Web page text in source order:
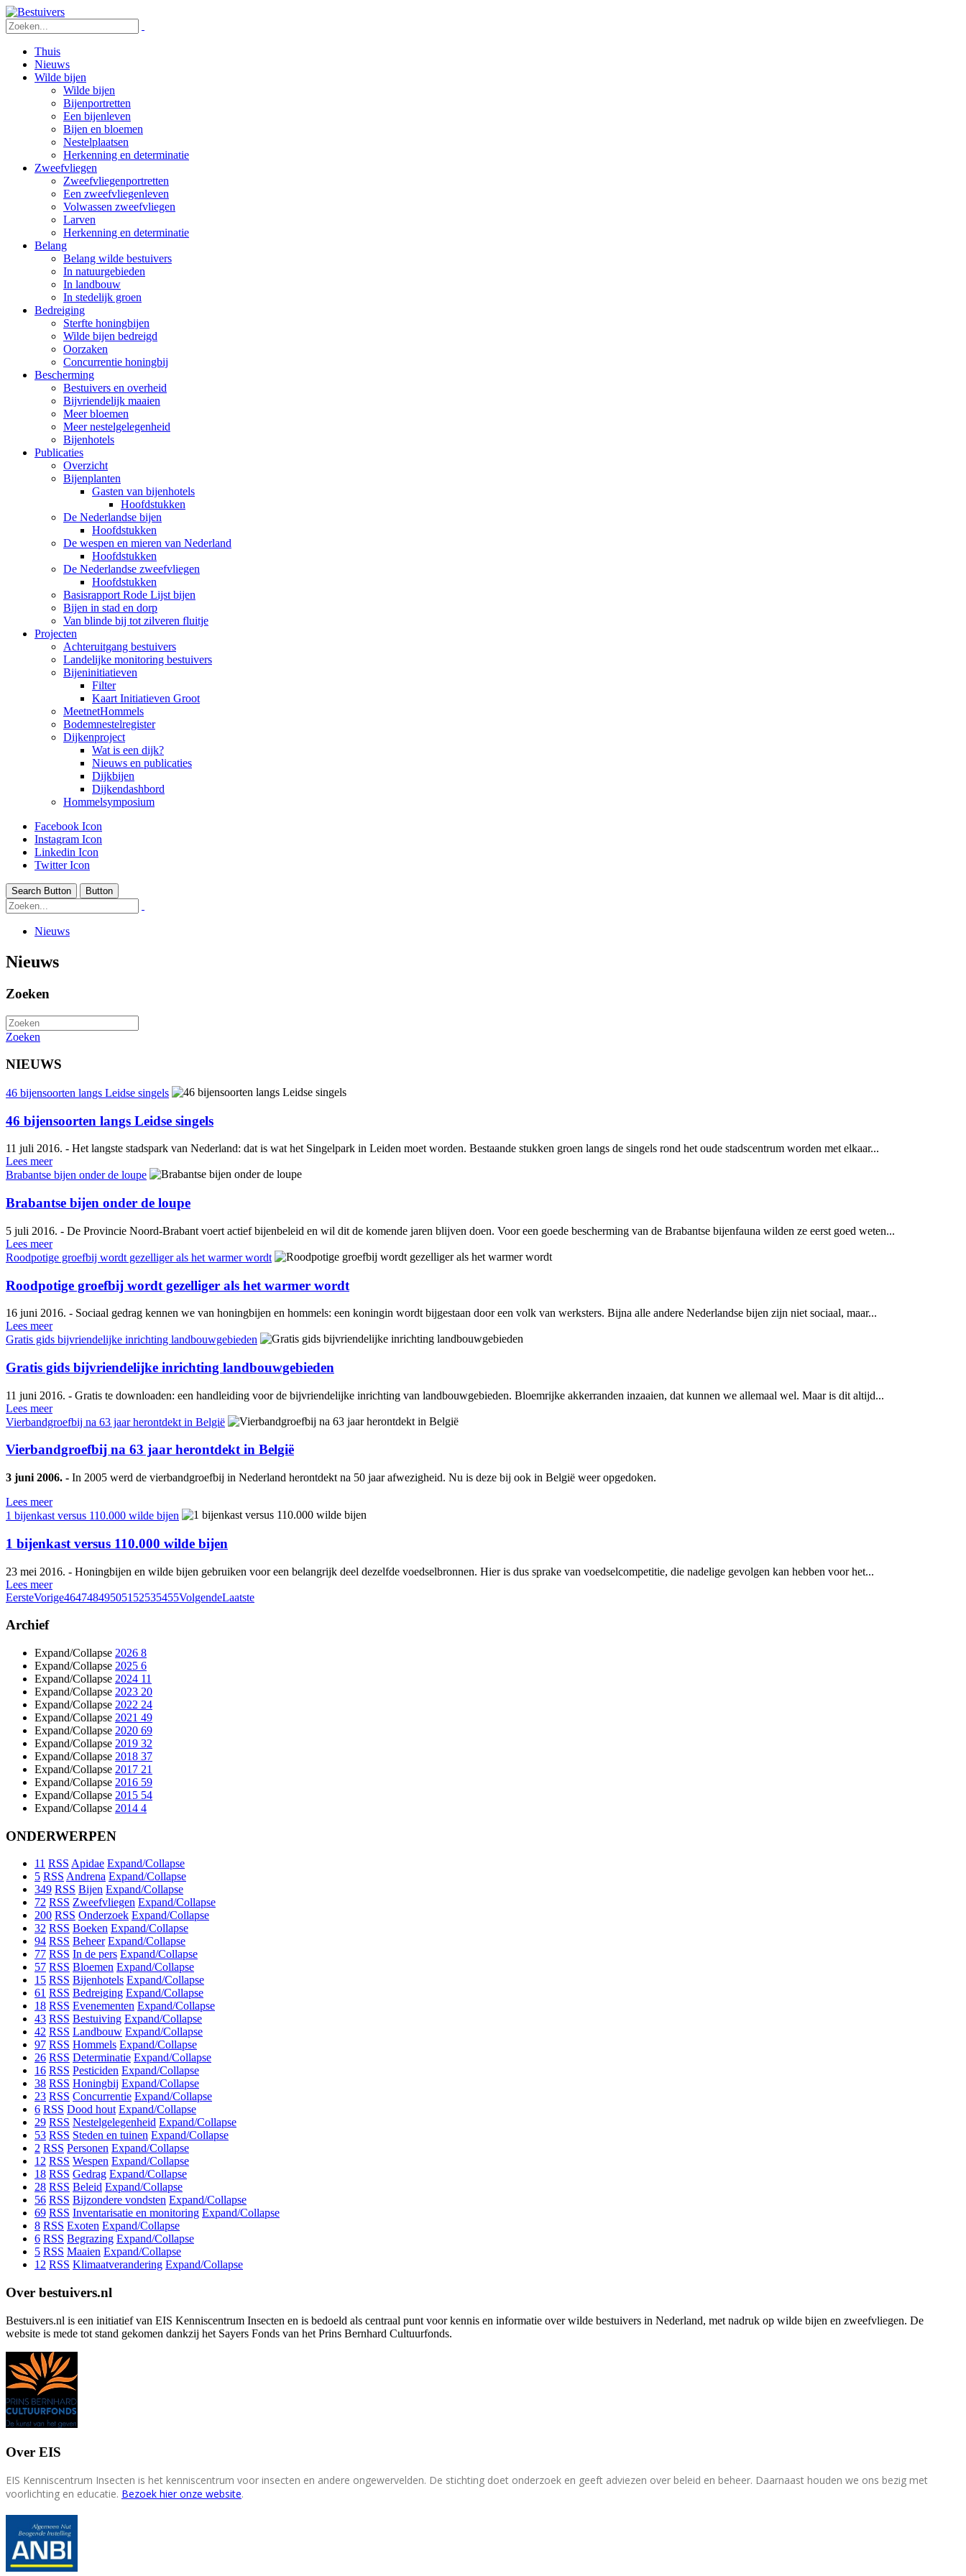
Thuis
Nieuws
Wilde bijen
Wilde bijen
Bijenportretten
Een bijenleven
Bijen en bloemen
Nestelplaatsen
Herkenning en determinatie
Zweefvliegen
Zweefvliegenportretten
Een zweefvliegenleven
Volwassen zweefvliegen
Larven
Herkenning en determinatie
Belang
Belang wilde bestuivers
In natuurgebieden
In landbouw
In stedelijk groen
Bedreiging
Sterfte honingbijen
Wilde bijen bedreigd
Oorzaken
Concurrentie honingbij
Bescherming
Bestuivers en overheid
Bijvriendelijk maaien
Meer bloemen
Meer nestelgelegenheid
Bijenhotels
Publicaties
Overzicht
Bijenplanten
Gasten van bijenhotels
Hoofdstukken
De Nederlandse bijen
Hoofdstukken
De wespen en mieren van Nederland
Hoofdstukken
De Nederlandse zweefvliegen
Hoofdstukken
Basisrapport Rode Lijst bijen
Bijen in stad en dorp
Van blinde bij tot zilveren fluitje
Projecten
Achteruitgang bestuivers
Landelijke monitoring bestuivers
Bijeninitiatieven
Filter
Kaart Initiatieven Groot
MeetnetHommels
Bodemnestelregister
Dijkenproject
Wat is een dijk?
Nieuws en publicaties
Dijkbijen
Dijkendashbord
Hommelsymposium
Facebook Icon
Instagram Icon
Linkedin Icon
Twitter Icon
Search Button Button
Nieuws
Nieuws
Zoeken
Zoeken
NIEUWS
46 bijensoorten langs Leidse singels
46 bijensoorten langs Leidse singels
11 juli 2016. - Het langste stadspark van Nederland: dat is wat het Singelpark in Leiden moet worden. Bestaande stukken groen langs de singels rond het oude stadscentrum worden met elkaar...
Lees meer
Brabantse bijen onder de loupe
Brabantse bijen onder de loupe
5 juli 2016. - De Provincie Noord-Brabant voert actief bijenbeleid en wil dit de komende jaren blijven doen. Voor een goede bescherming van de Brabantse bijenfauna wilden ze eerst goed weten...
Lees meer
Roodpotige groefbij wordt gezelliger als het warmer wordt
Roodpotige groefbij wordt gezelliger als het warmer wordt
16 juni 2016. - Sociaal gedrag kennen we van honingbijen en hommels: een koningin wordt bijgestaan door een volk van werksters. Bijna alle andere Nederlandse bijen zijn niet sociaal, maar...
Lees meer
Gratis gids bijvriendelijke inrichting landbouwgebieden
Gratis gids bijvriendelijke inrichting landbouwgebieden
11 juni 2016. - Gratis te downloaden: een handleiding voor de bijvriendelijke inrichting van landbouwgebieden. Bloemrijke akkerranden inzaaien, dat kunnen we allemaal wel. Maar is dit altijd...
Lees meer
Vierbandgroefbij na 63 jaar herontdekt in België
Vierbandgroefbij na 63 jaar herontdekt in België
3 juni 2006. - In 2005 werd de vierbandgroefbij in Nederland herontdekt na 50 jaar afwezigheid. Nu is deze bij ook in België weer opgedoken.
Lees meer
1 bijenkast versus 110.000 wilde bijen
1 bijenkast versus 110.000 wilde bijen
23 mei 2016. - Honingbijen en wilde bijen gebruiken voor een belangrijk deel dezelfde voedselbronnen. Hier is dus sprake van voedselcompetitie, die nadelige gevolgen kan hebben voor het...
Lees meer
EersteVorige464748495051 52535455VolgendeLaatste
Archief
Expand/Collapse 2026 8
Expand/Collapse 2025 6
Expand/Collapse 2024 11
Expand/Collapse 2023 20
Expand/Collapse 2022 24
Expand/Collapse 2021 49
Expand/Collapse 2020 69
Expand/Collapse 2019 32
Expand/Collapse 2018 37
Expand/Collapse 2017 21
Expand/Collapse 2016 59
Expand/Collapse 2015 54
Expand/Collapse 2014 4
ONDERWERPEN
11 RSS Apidae Expand/Collapse
5 RSS Andrena Expand/Collapse
349 RSS Bijen Expand/Collapse
72 RSS Zweefvliegen Expand/Collapse
200 RSS Onderzoek Expand/Collapse
32 RSS Boeken Expand/Collapse
94 RSS Beheer Expand/Collapse
77 RSS In de pers Expand/Collapse
57 RSS Bloemen Expand/Collapse
15 RSS Bijenhotels Expand/Collapse
61 RSS Bedreiging Expand/Collapse
18 RSS Evenementen Expand/Collapse
43 RSS Bestuiving Expand/Collapse
42 RSS Landbouw Expand/Collapse
97 RSS Hommels Expand/Collapse
26 RSS Determinatie Expand/Collapse
16 RSS Pesticiden Expand/Collapse
38 RSS Honingbij Expand/Collapse
23 RSS Concurrentie Expand/Collapse
6 RSS Dood hout Expand/Collapse
29 RSS Nestelgelegenheid Expand/Collapse
53 RSS Steden en tuinen Expand/Collapse
2 RSS Personen Expand/Collapse
12 RSS Wespen Expand/Collapse
18 RSS Gedrag Expand/Collapse
28 RSS Beleid Expand/Collapse
56 RSS Bijzondere vondsten Expand/Collapse
69 RSS Inventarisatie en monitoring Expand/Collapse
8 RSS Exoten Expand/Collapse
6 RSS Begrazing Expand/Collapse
5 RSS Maaien Expand/Collapse
12 RSS Klimaatverandering Expand/Collapse
Over bestuivers.nl
Bestuivers.nl is een initiatief van EIS Kenniscentrum Insecten en is bedoeld als centraal punt voor kennis en informatie over wilde bestuivers in Nederland, met nadruk op wilde bijen en zweefvliegen. De
website is mede tot stand gekomen dankzij het Sayers Fonds van het Prins Bernhard Cultuurfonds.
Over EIS
EIS Kenniscentrum Insecten is het kenniscentrum voor insecten en andere ongewervelden. De stichting doet onderzoek en geeft adviezen over beleid en beheer. Daarnaast houden we ons bezig met
voorlichting en educatie. Bezoek hier onze website.